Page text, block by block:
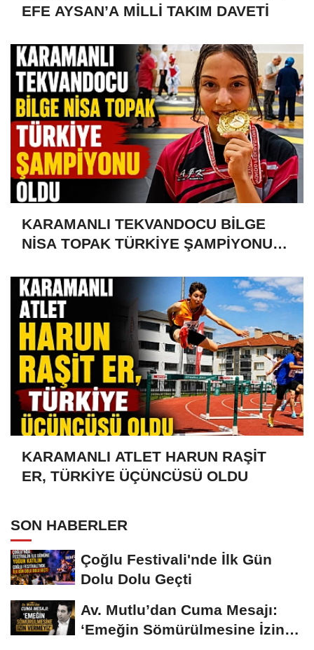
EFE AYSAN’A MİLLİ TAKIM DAVETİ
KARAMANLI TEKVANDOCU BİLGE
NİSA TOPAK TÜRKİYE ŞAMPİYONU
KARAMANLI ATLET HARUN RAŞİT
ER, TÜRKİYE ÜÇÜNCÜSÜ OLDU
SON HABERLER
Çoğlu Festivali'nde İlk Gün
Dolu Dolu Geçti
Av. Mutlu’dan Cuma Mesajı:
‘Emeğin Sömürülmesine İzin